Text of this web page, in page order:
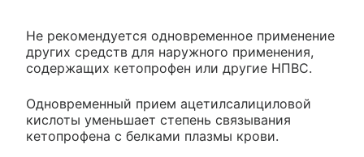
Не рекомендуется одновременное применение
других средств для наружного применения,
содержащих кетопрофен или другие НПВС.
Одновременный прием ацетилсалициловой
кислоты уменьшает степень связывания
кетопрофена с белками плазмы крови.